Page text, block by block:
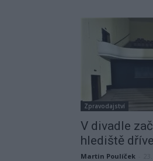
Zpravodajství
V divadle
hlediště dříve
Martin Poulíček